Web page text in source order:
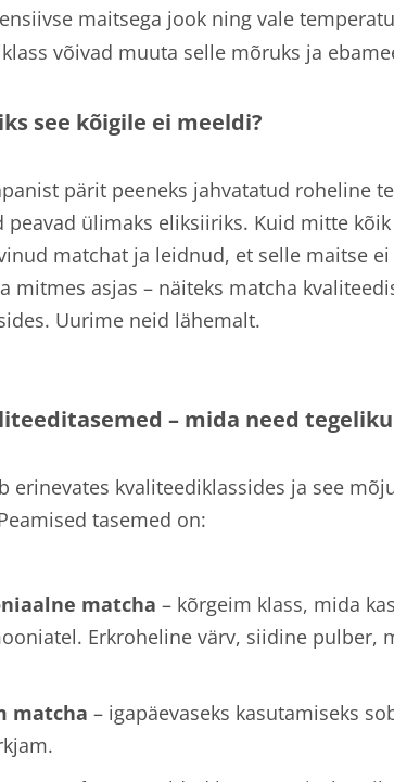
maitsega jook ning vale
võivad muuta selle mõruks ja
see kõigile ei meeldi?
pärit peeneks jahvatatud roheline
peavad ülimaks eliksiiriks. Kuid mitte
matchat ja leidnud, et selle maitse
mitmes asjas – näiteks matcha
Uurime neid lähemalt.
– mida need
erinevates kvaliteediklassides ja see
tasemed on:
matcha – kõrgeim klass, mida
Erkroheline värv, siidine pulber,
matcha – igapäevaseks kasutamiseks